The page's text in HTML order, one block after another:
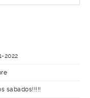
2022
sabados!!!!!